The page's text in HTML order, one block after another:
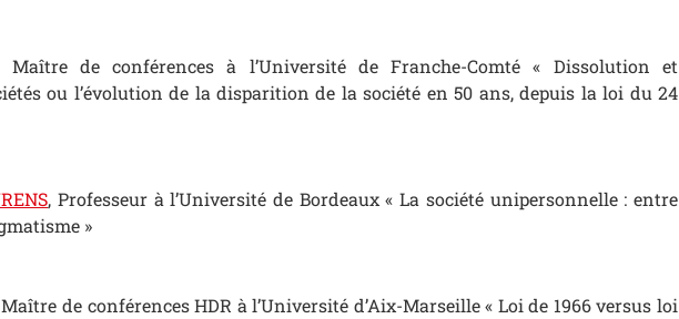
Maître de conférences à l’Université de Franche-Comté « Dissolution et
ou l’évolution de la disparition de la société en 50 ans, depuis la loi du 24
, Professeur à l’Université de Bordeaux « La société unipersonnelle : entre
»
de conférences HDR à l’Université d’Aix-Marseille « Loi de 1966 versus loi